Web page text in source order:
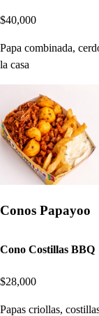
$40,000
Papa combinada,
la casa
Conos Papayoo
Cono Costillas BBQ
$28,000
Papas criollas,